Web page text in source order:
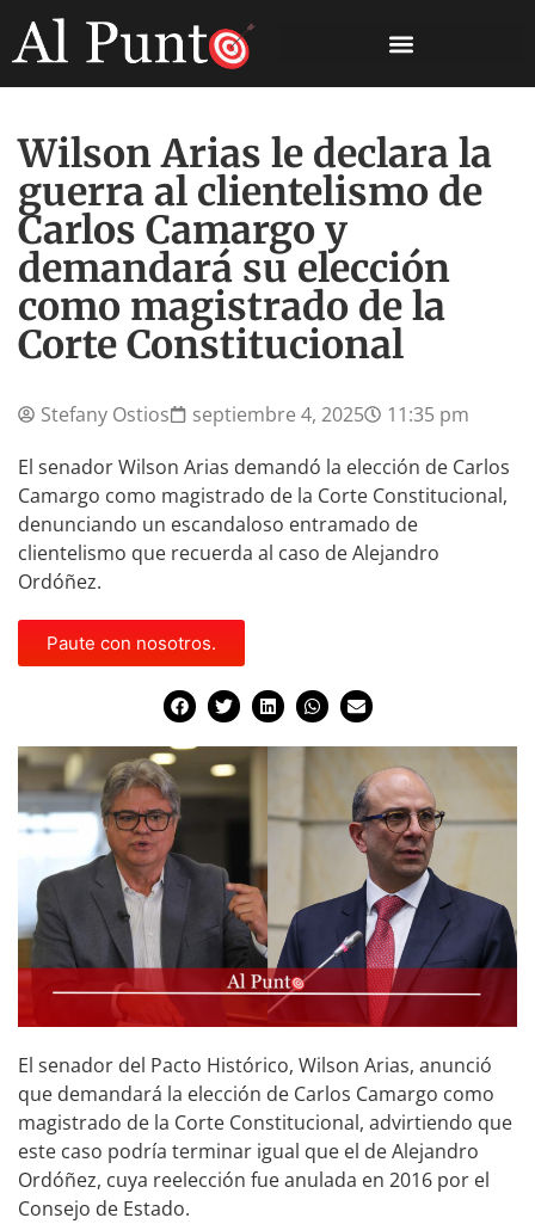
Wilson Arias le declara la
guerra al clientelismo de
Carlos Camargo y
demandará su elección
como magistrado de la
Corte Constitucional
Stefany Ostios septiembre 4, 2025
11:35 pm
El senador Wilson Arias demandó la elección de Carlos
Camargo como magistrado de la Corte Constitucional,
denunciando un escandaloso entramado de
clientelismo que recuerda al caso de Alejandro
Ordóñez.
Paute con nosotros.
El senador del Pacto Histórico, Wilson Arias, anunció
que demandará la elección de Carlos Camargo como
magistrado de la Corte Constitucional, advirtiendo que
este caso podría terminar igual que el de Alejandro
Ordóñez, cuya reelección fue anulada en 2016 por el
Consejo de Estado.